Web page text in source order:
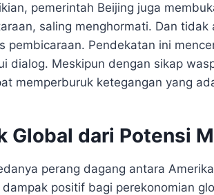
pemerintah Beijing juga
saling menghormati. Dan
pembicaraan. Pendekatan ini
dialog. Meskipun dengan sikap
memperburuk ketegangan yang
Global dari Potensi
perang dagang antara
positif bagi perekonomian